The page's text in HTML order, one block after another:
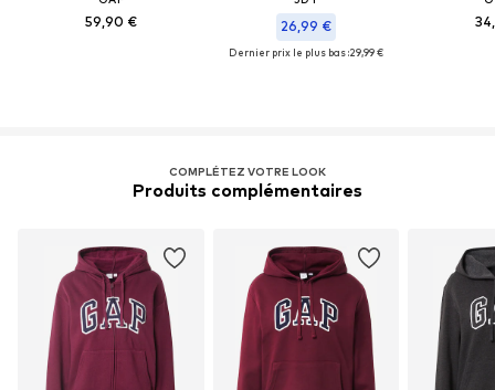
59,90 € 26,99 €
Dernier prix le plus bas :29,99 €
COMPLÉTEZ VOTRE LOOK
Produits complémentaires